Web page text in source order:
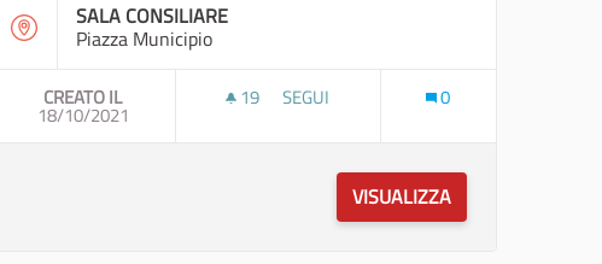
- INCONTRO TEMATICO IMPRENDITORIALITÀ GIOVANILE
SALA CONSILIARE
Piazza Municipio
CREATO IL
18/10/2021
19 19 SOSTENITORI
SEGUI 0
VISUALIZZA